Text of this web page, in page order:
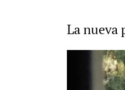
La nueva